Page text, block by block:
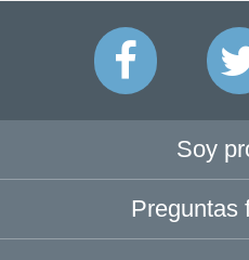
Soy
Preguntas